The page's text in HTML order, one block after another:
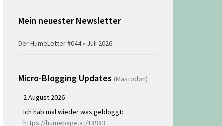
Mein neuester Newsletter
Der HumeLetter #044 • Juli 2026
Micro-Blogging Updates (Mastodon)
2 August 2026
Ich hab mal wieder was gebloggt:
https://humepage.at/18983